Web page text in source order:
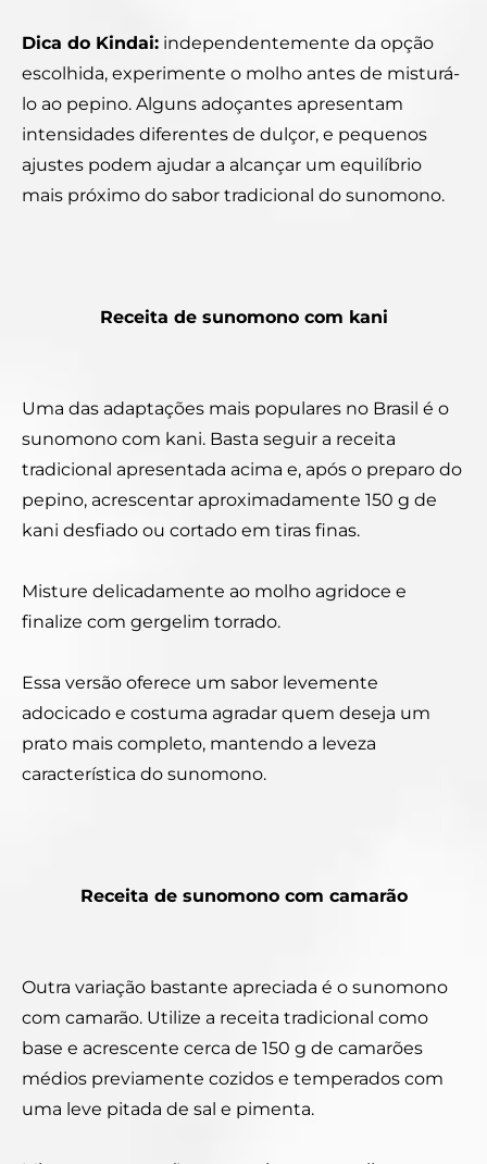
Dica do Kindai: independentemente da opção
escolhida, experimente o molho antes de misturá-
lo ao pepino. Alguns adoçantes apresentam
intensidades diferentes de dulçor, e pequenos
ajustes podem ajudar a alcançar um equilíbrio
mais próximo do sabor tradicional do sunomono.
Receita de sunomono com kani
Uma das adaptações mais populares no Brasil é o
sunomono com kani. Basta seguir a receita
tradicional apresentada acima e, após o preparo do
pepino, acrescentar aproximadamente 150 g de
kani desfiado ou cortado em tiras finas.
Misture delicadamente ao molho agridoce e
finalize com gergelim torrado.
Essa versão oferece um sabor levemente
adocicado e costuma agradar quem deseja um
prato mais completo, mantendo a leveza
característica do sunomono.
Receita de sunomono com camarão
Outra variação bastante apreciada é o sunomono
com camarão. Utilize a receita tradicional como
base e acrescente cerca de 150 g de camarões
médios previamente cozidos e temperados com
uma leve pitada de sal e pimenta.